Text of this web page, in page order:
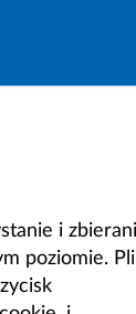
i
poziomie.